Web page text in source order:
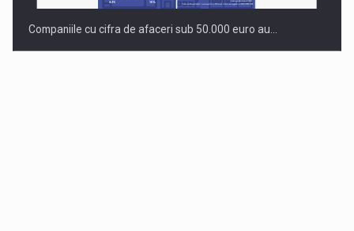
Companiile cu cifra de afaceri sub 50.000 euro au…